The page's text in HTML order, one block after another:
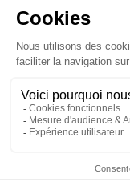
info@geneveterroir.ge.ch
RESTEZ AU
TOUTE
TÉLÉCHARGEZ